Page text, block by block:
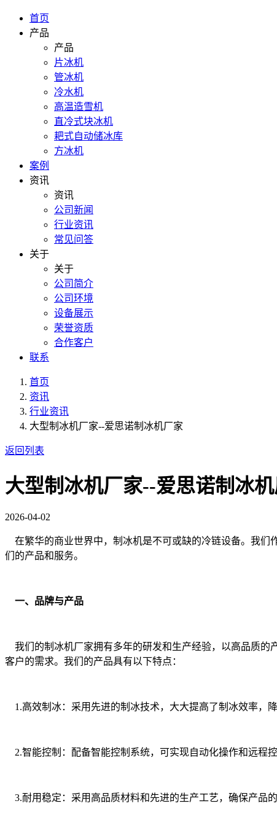
首页
产品
产品
片冰机
管冰机
冷水机
高温造雪机
直冷式块冰机
耙式自动储冰库
方冰机
案例
资讯
资讯
公司新闻
行业资讯
常见问答
关于
关于
公司简介
公司环境
设备展示
荣誉资质
合作客户
联系
首页
资讯
行业资讯
大型制冰机厂家--爱思诺制冰机厂家
返回列表
大型制冰机厂家--爱思诺制冰
2026-04-02
在繁华的商业世界中，制冰机是不可或缺的冷链设备。我们
们的产品和服务。
一、品牌与产品
我们的制冰机厂家拥有多年的研发和生产经验，以高品质的
客户的需求。我们的产品具有以下特点：
1.高效制冰：采用先进的制冰技术，大大提高了制冰效率，降
2.智能控制：配备智能控制系统，可实现自动化操作和远程
3.耐用稳定：采用高品质材料和先进的生产工艺，确保产品的